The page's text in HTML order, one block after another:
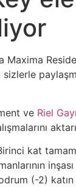
Maxima
ve Riel
kat
(-2)